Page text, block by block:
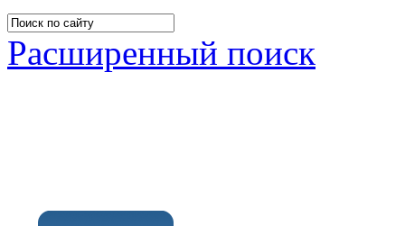
Расширенный поиск